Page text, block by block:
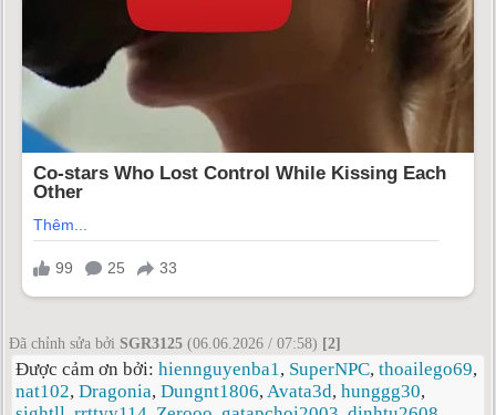
Đã chỉnh sửa bởi SGR3125 (06.06.2026 / 07:58) [2]
Được cảm ơn bởi: hiennguyenba1, SuperNPC, thoailego69,
nat102, Dragonia, Dungnt1806,Avata3d, hunggg30,